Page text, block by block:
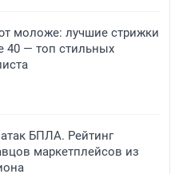
моложе: лучшие стрижки
40 — топ стильных
БПЛА. Рейтинг
маркетплейсов из